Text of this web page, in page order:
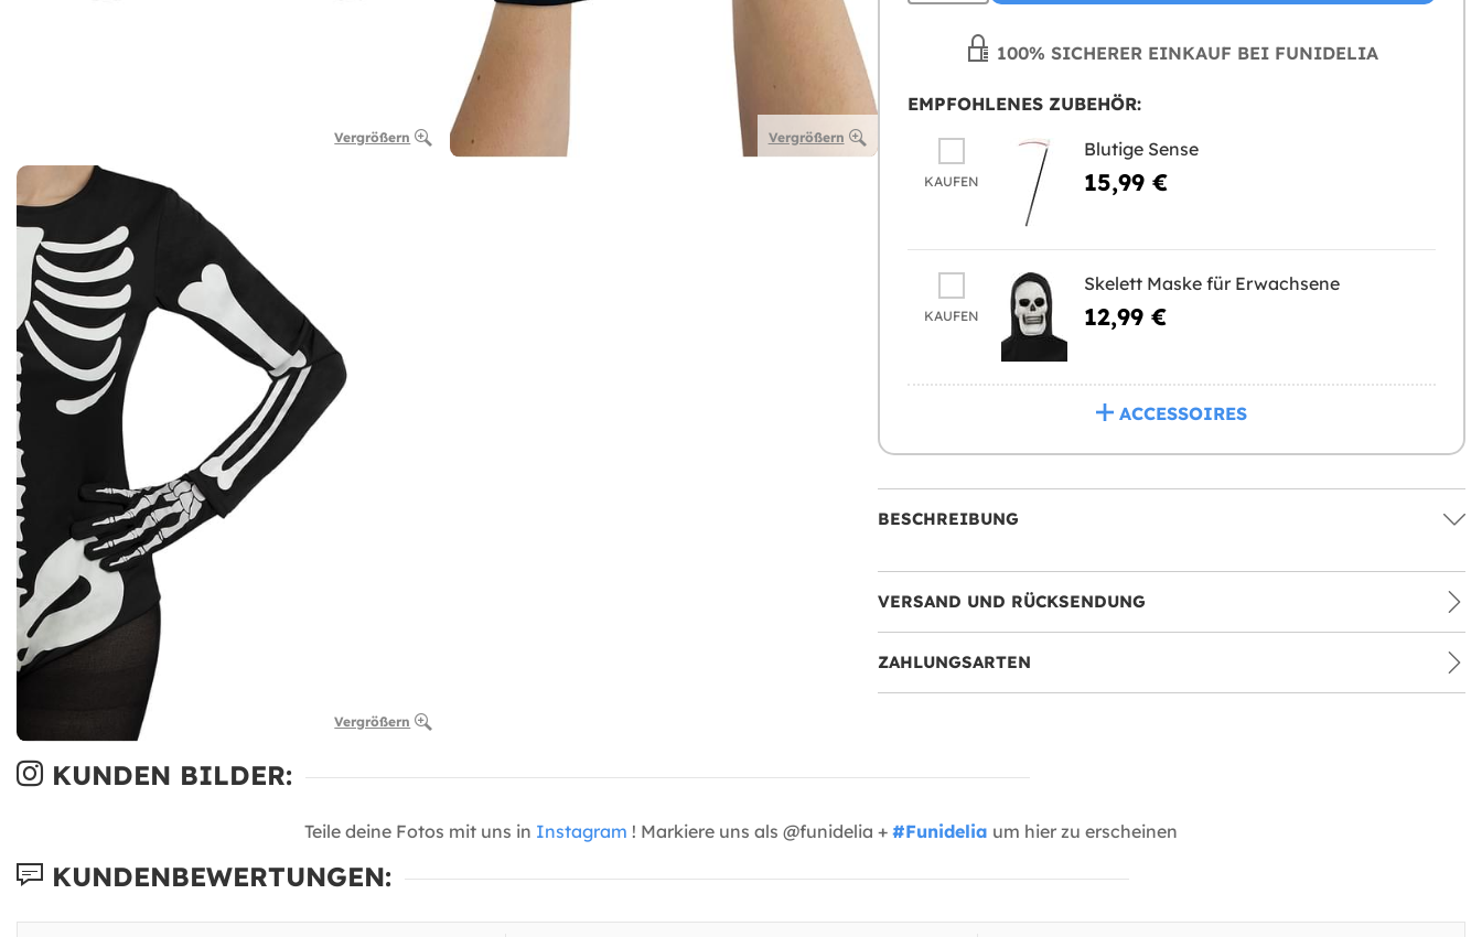
Vergrößern Vergrößern
Vergrößern
100% SICHERER EINKAUF BEI FUNIDELIA
EMPFOHLENES ZUBEHÖR:
KAUFEN
Blutige Sense
15,99 €
KAUFEN
Skelett Maske für Erwachsene
12,99 €
ACCESSOIRES
BESCHREIBUNG
VERSAND UND RÜCKSENDUNG
ZAHLUNGSARTEN
KUNDEN BILDER:
Teile deine Fotos mit uns in Instagram ! Markiere uns als @funidelia + #Funidelia um hier zu erscheinen
KUNDENBEWERTUNGEN: